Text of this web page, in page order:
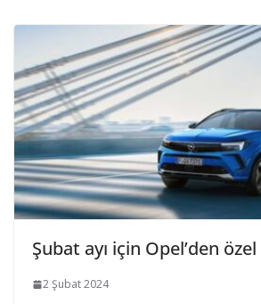
Şubat ayı için Opel’den
2 Şubat 2024